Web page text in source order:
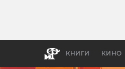
КНИГИ КИНО